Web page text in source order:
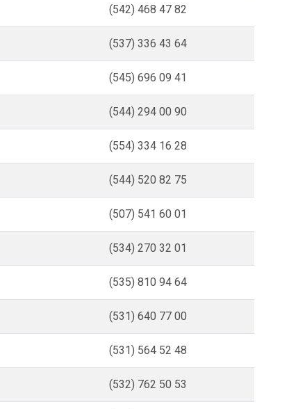
(542) 468 47 82
(537) 336 43 64
(545) 696 09 41
(544) 294 00 90
(554) 334 16 28
(544) 520 82 75
(507) 541 60 01
(534) 270 32 01
(535) 810 94 64
(531) 640 77 00
(531) 564 52 48
(532) 762 50 53